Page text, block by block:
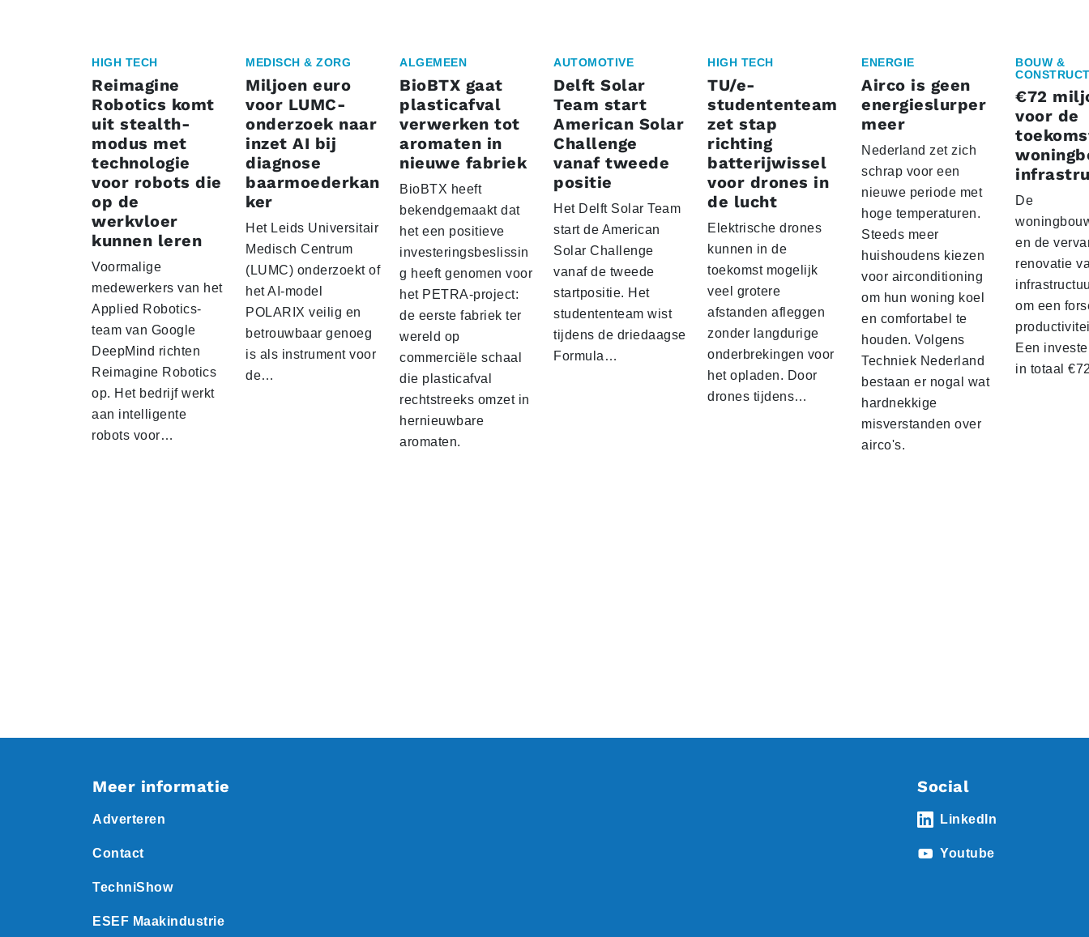
HIGH TECH
Reimagine
Robotics komt
uit stealth-
modus met
technologie
voor robots die
op de
werkvloer
kunnen leren
Voormalige
medewerkers van het
Applied Robotics-
team van Google
DeepMind richten
Reimagine Robotics
op. Het bedrijf werkt
aan intelligente
robots voor…
MEDISCH & ZORG
Miljoen euro
voor LUMC-
onderzoek naar
inzet AI bij
diagnose
baarmoederkan
ker
Het Leids Universitair
Medisch Centrum
(LUMC) onderzoekt of
het AI-model
POLARIX veilig en
betrouwbaar genoeg
is als instrument voor
de…
ALGEMEEN
BioBTX gaat
plasticafval
verwerken tot
aromaten in
nieuwe fabriek
BioBTX heeft
bekendgemaakt dat
het een positieve
investeringsbeslissin
g heeft genomen voor
het PETRA-project:
de eerste fabriek ter
wereld op
commerciële schaal
die plasticafval
rechtstreeks omzet in
hernieuwbare
aromaten.
AUTOMOTIVE
Delft Solar
Team start
American Solar
Challenge
vanaf tweede
positie
Het Delft Solar Team
start de American
Solar Challenge
vanaf de tweede
startpositie. Het
studententeam wist
tijdens de driedaagse
Formula…
HIGH TECH
TU/e-
studententeam
zet stap
richting
batterijwissel
voor drones in
de lucht
Elektrische drones
kunnen in de
toekomst mogelijk
veel grotere
afstanden afleggen
zonder langdurige
onderbrekingen voor
het opladen. Door
drones tijdens…
ENERGIE
Airco is geen
energieslurper
meer
Nederland zet zich
schrap voor een
nieuwe periode met
hoge temperaturen.
Steeds meer
huishoudens kiezen
voor airconditioning
om hun woning koel
en comfortabel te
houden. Volgens
Techniek Nederland
bestaan er nogal wat
hardnekkige
misverstanden over
airco's.
BOUW &
€72
voor de
De
en de
renovatie
om een
Een
in totaal
Meer informatie
Adverteren
Contact
TechniShow
ESEF Maakindustrie
Social
LinkedIn
Youtube